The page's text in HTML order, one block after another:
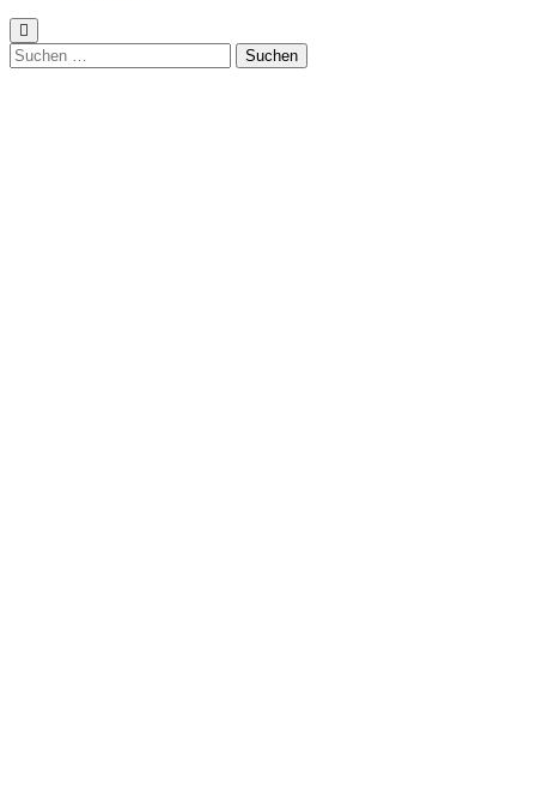
Suchen
nach: